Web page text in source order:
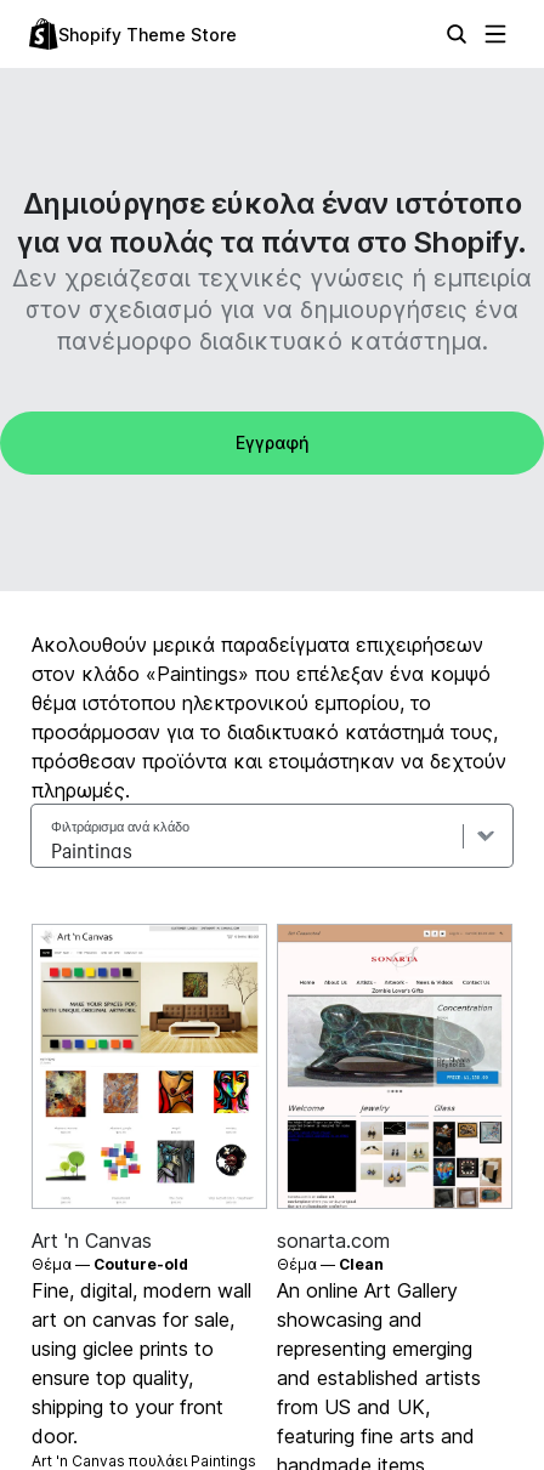
Shopify Theme Store
Δημιούργησε εύκολα έναν ιστότοπο
για να πουλάς τα πάντα στο Shopify.
Δεν χρειάζεσαι τεχνικές γνώσεις ή εμπειρία
στον σχεδιασμό για να δημιουργήσεις ένα
πανέμορφο διαδικτυακό κατάστημα.
Εγγραφή
Ακολουθούν μερικά παραδείγματα επιχειρήσεων
στον κλάδο «Paintings» που επέλεξαν ένα κομψό
θέμα ιστότοπου ηλεκτρονικού εμπορίου, το
προσάρμοσαν για το διαδικτυακό κατάστημά τους,
πρόσθεσαν προϊόντα και ετοιμάστηκαν να δεχτούν
πληρωμές.
Φιλτράρισμα ανά κλάδο
Art 'n Canvas
Θέμα — Couture-old
Fine, digital, modern wall
art on canvas for sale,
using giclee prints to
ensure top quality,
shipping to your front
door.
Art 'n Canvas πουλάει Paintings
sonarta.com
Θέμα — Clean
An online Art Gallery
showcasing and
representing emerging
and established artists
from US and UK,
featuring fine arts and
handmade items